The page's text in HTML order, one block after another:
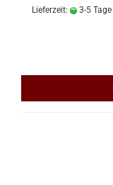
Lieferzeit: 3-5 Tage